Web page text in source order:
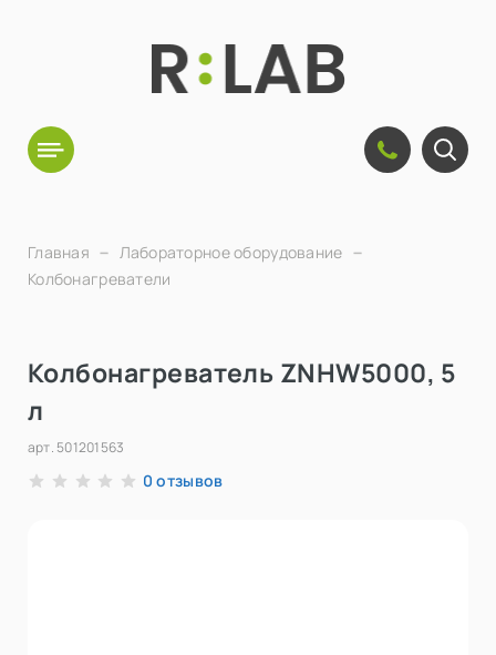
Главная
Лабораторное оборудование
Колбонагреватели
Колбонагреватель ZNHW5000, 5
л
арт. 501201563
0 отзывов